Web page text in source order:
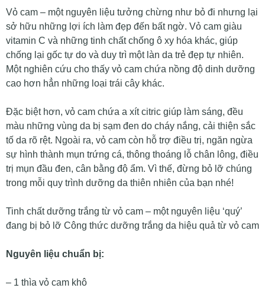
​Vỏ cam – một nguyên liệu tưởng chừng như bỏ đi nhưng lại
sở hữu những lợi ích làm đẹp đến bất ngờ. Vỏ cam giàu
vitamin C và những tinh chất chống ô xy hóa khác, giúp
chống lại gốc tự do và duy trì một làn da trẻ đẹp tự nhiên.
Một nghiên cứu cho thấy vỏ cam chứa nồng độ dinh dưỡng
cao hơn hẳn những loại trái cây khác.
Đặc biệt hơn, vỏ cam chứa a xít citric giúp làm sáng, đều
màu những vùng da bị sạm đen do cháy nắng, cải thiện sắc
tố da rõ rệt. Ngoài ra, vỏ cam còn hỗ trợ điều trị, ngăn ngừa
sự hình thành mụn trứng cá, thông thoáng lỗ chân lông, điều
trị mụn đầu đen, cân bằng độ ẩm. Vì thế, đừng bỏ lỡ chúng
trong mỗi quy trình dưỡng da thiên nhiên của bạn nhé!
Tinh chất dưỡng trắng từ vỏ cam – một nguyên liệu ‘quý’
đang bị bỏ lỡ Công thức dưỡng trắng da hiệu quả từ vỏ cam
Nguyên liệu chuẩn bị:
– 1 thìa vỏ cam khô